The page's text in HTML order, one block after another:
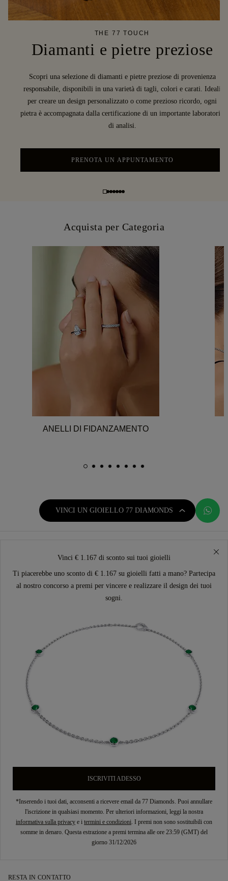
THE 77 TOUCH
Diamanti e pietre preziose
Scopri una selezione di diamanti e pietre preziose di provenienza
responsabile, disponibili in una varietà di tagli, colori e carati. Ideali
per creare un design personalizzato o come prezioso ricordo, ogni
pietra è accompagnata dalla certificazione di un importante laboratorio
di analisi.
PRENOTA UN APPUNTAMENTO
Acquista per Categoria
ANELLI DI FIDANZAMENTO
VINCI UN GIOIELLO 77 DIAMONDS
Vinci € 1.167 di sconto sui tuoi gioielli
Ti piacerebbe uno sconto di € 1.167 su gioielli fatti a mano? Partecipa
al nostro concorso a premi per vincere e realizzare il design dei tuoi
sogni.
ISCRIVITI ADESSO
*Inserendo i tuoi dati, acconsenti a ricevere email da 77 Diamonds. Puoi annullare
l'iscrizione in qualsiasi momento. Per ulteriori informazioni, leggi la nostra
informativa sulla privacy e i termini e condizioni . I premi non sono sostituibili con
somme in denaro. Questa estrazione a premi termina alle ore 23:59 (GMT) del
giorno 31/12/2026
RESTA IN CONTATTO